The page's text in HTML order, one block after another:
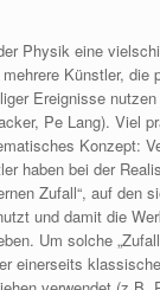
Physik eine
Künstler, die
Ereignisse
Pe Lang). Viel
Konzept:
haben bei der
Zufall“, auf den
und damit die
Um solche
einerseits